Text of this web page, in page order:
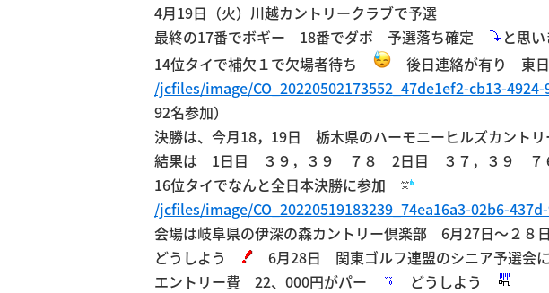
4月19日（火）川越カントリークラブで予選
最終の17番でボギー 18番でダボ 予選落ち確定
と思
14位タイで補欠１で欠場者待ち
後日連絡が有り 東
/jcfiles/image/CO_20220502173552_47de1ef2-cb13-
92名参加）
決勝は、今月18，19日 栃木県のハーモニーヒルズカントリ
結果は 1日目 ３９，３９ ７８ 2日目 ３７，３９ ７
16位タイでなんと全日本決勝に参加
/jcfiles/image/CO_20220519183239_74ea16a3-02b6-
会場は岐阜県の伊深の森カントリー倶楽部 6月27日～２８
どうしよう
6月28日 関東ゴルフ連盟のシニア予選会
エントリー費 22、000円がパー
どうしよう